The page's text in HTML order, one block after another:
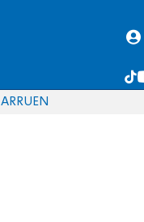
EN
RU
AR